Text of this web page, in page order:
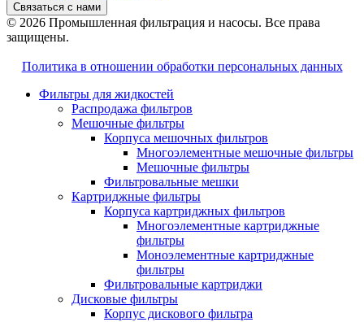
Связаться с нами
© 2026 Промышленная фильтрация и насосы. Все права
защищены.
Политика в отношении обработки персональных данных
Фильтры для жидкостей
Распродажа фильтров
Мешочные фильтры
Корпуса мешочных фильтров
Многоэлементные мешочные фильтры
Мешочные фильтры
Фильтровальные мешки
Картриджные фильтры
Корпуса картриджных фильтров
Многоэлементные картриджные
фильтры
Моноэлементные картриджные
фильтры
Фильтровальные картриджи
Дисковые фильтры
Корпус дискового фильтра